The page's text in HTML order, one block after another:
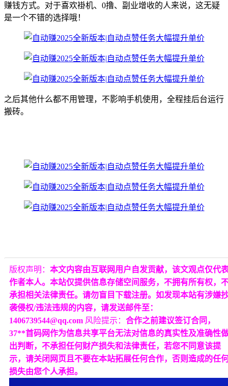
赚钱方式。对于喜欢褂机、0撸、副业增收的人来说，这无疑
是一个不错的选择哦！
之后其他什么都不用管理，不影响手机使用，全程挂后台运行
搬砖。
版权声明： 本文内容由互联网用户自发贡献，该文观点仅代
作者本人。本站仅提供信息存储空间服务，不拥有所有权，
承担相关法律责任。请勿盲目下载注册。如发现本站有涉嫌
袭侵权/违法违规的内容，请发送邮件至：
1406739544@qq.com 风险提示： 合作之前建议签订合同，
37**首码网作为信息共享平台无法对信息的真实性及准确性
出判断，不承担任何财产损失和法律责任，若您不同意该提
示，请关闭网页且不要在本站拓展任何合作，否则造成的任
损失由您个人承担。